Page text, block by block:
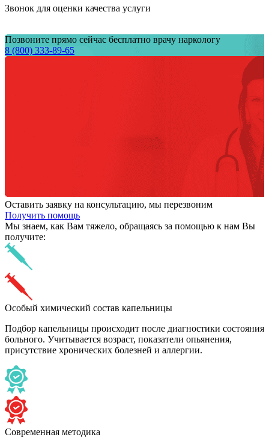
Звонок для оценки качества услуги
Позвоните прямо сейчас бесплатно врачу наркологу
8 (800) 333-89-65
Оставить заявку на консультацию, мы перезвоним
Получить помощь
Мы знаем, как Вам тяжело, обращаясь за помощью к нам Вы
получите:
Особый химический состав капельницы
Подбор капельницы происходит после диагностики состояния
больного. Учитывается возраст, показатели опьянения,
присутствие хронических болезней и аллергии.
Современная методика